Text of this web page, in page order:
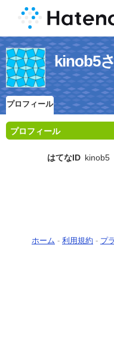
kinob5
プロフィール
プロフィール
はてなID kinob5
ホーム - 利用規約 - プ